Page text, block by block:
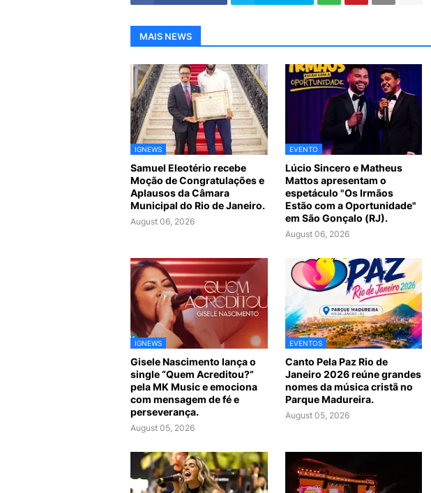
MAIS NEWS
IGNEWS
Samuel Eleotério recebe
Moção de Congratulações e
Aplausos da Câmara
Municipal do Rio de Janeiro.
August 06, 2026
EVENTO
Lúcio Sincero e Matheus
Mattos apresentam o
espetáculo "Os Irmãos
Estão com a Oportunidade"
em São Gonçalo (RJ).
August 06, 2026
IGNEWS
Gisele Nascimento lança o
single “Quem Acreditou?”
pela MK Music e emociona
com mensagem de fé e
perseverança.
August 05, 2026
EVENTOS
Canto Pela Paz Rio de
Janeiro 2026 reúne grandes
nomes da música cristã no
Parque Madureira.
August 05, 2026